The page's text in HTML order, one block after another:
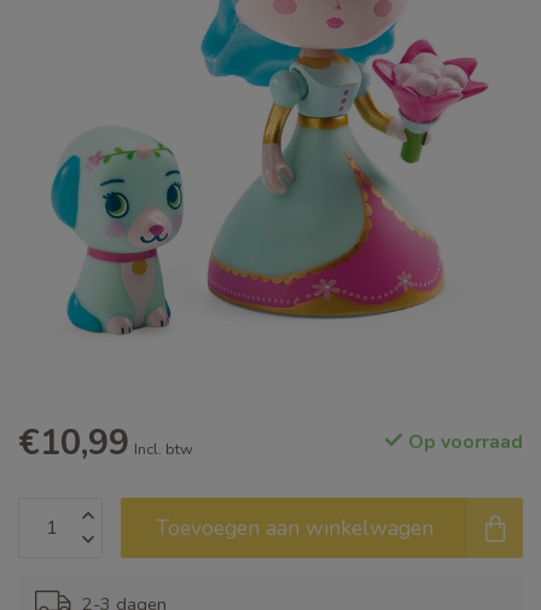
€10,99 Incl. btw Op voorraad
Toevoegen aan winkelwagen
2-3 dagen